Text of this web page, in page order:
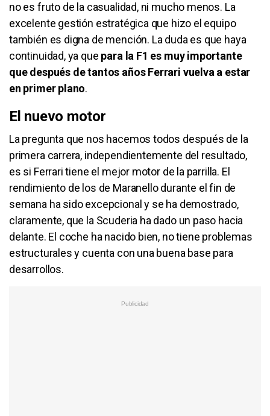
no es fruto de la casualidad, ni mucho menos. La
excelente gestión estratégica que hizo el equipo
también es digna de mención. La duda es que haya
continuidad, ya que para la F1 es muy importante
que después de tantos años Ferrari vuelva a estar
en primer plano.
El nuevo motor
La pregunta que nos hacemos todos después de la
primera carrera, independientemente del resultado,
es si Ferrari tiene el mejor motor de la parrilla. El
rendimiento de los de Maranello durante el fin de
semana ha sido excepcional y se ha demostrado,
claramente, que la Scuderia ha dado un paso hacia
delante. El coche ha nacido bien, no tiene problemas
estructurales y cuenta con una buena base para
desarrollos.